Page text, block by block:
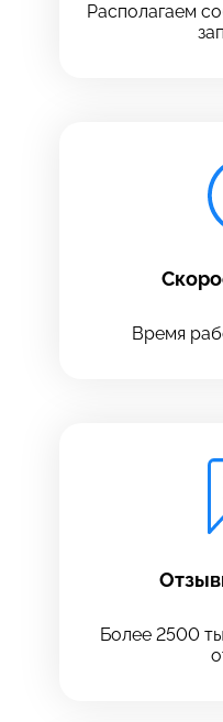
Располагаем
Время
Более 2500
Введите номер